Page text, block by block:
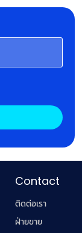
Contact
ติดต่อเรา
ฝ่ายขาย